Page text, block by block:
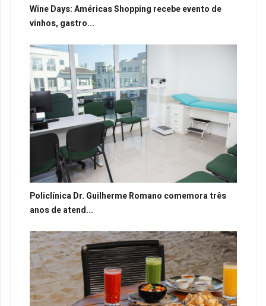
Wine Days: Américas Shopping recebe evento de
vinhos, gastro...
Policlínica Dr. Guilherme Romano comemora três
anos de atend...